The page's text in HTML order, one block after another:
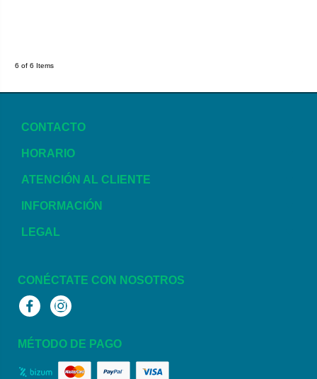
6 of 6 Items
CONTACTO
HORARIO
ATENCIÓN AL CLIENTE
INFORMACIÓN
LEGAL
CONÉCTATE CON NOSOTROS
FacebookInstagram
MÉTODO DE PAGO